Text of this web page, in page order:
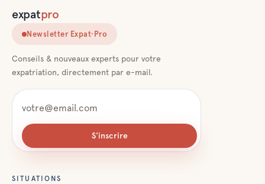
expatpro
Newsletter Expat·Pro
Conseils & nouveaux experts pour votre
expatriation, directement par e-mail.
S'inscrire
SITUATIONS